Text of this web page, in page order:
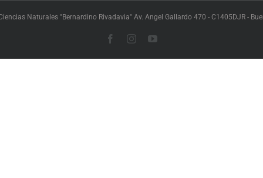
Naturales "Bernardino Rivadavia" Av. Angel Gallardo 470 - C1405DJR -
FacebookInstagramYouTube